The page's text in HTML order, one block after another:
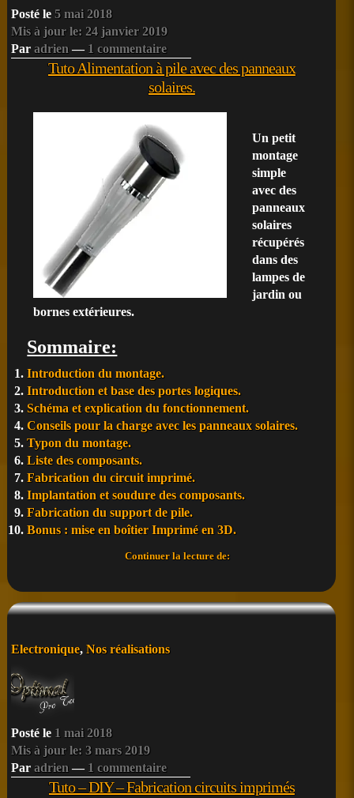
Posté le 5 mai 2018
Mis à jour le: 24 janvier 2019
Paradrien — 1 commentaire
Tuto Alimentation à pile avec des panneaux
solaires.
Un petit
montage
simple
avec des
panneaux
solaires
récupérés
dans des
lampes de
jardin ou
bornes extérieures.
Sommaire:
Introduction du montage.
Introduction et base des portes logiques.
Schéma et explication du fonctionnement.
Conseils pour la charge avec les panneaux solaires.
Typon du montage.
Liste des composants.
Fabrication du circuit imprimé.
Implantation et soudure des composants.
Fabrication du support de pile.
Bonus : mise en boîtier Imprimé en 3D.
Continuer la lecture de:
pile
avec
Posté
Electronique,Nos réalisations
Posté le 1 mai 2018
Mis à jour le: 3 mars 2019
Paradrien — 1 commentaire
Tuto – DIY – Fabrication circuits imprimés